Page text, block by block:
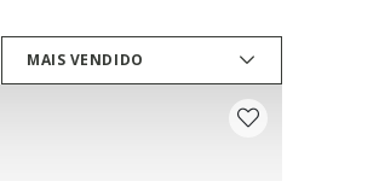
MAIS VENDIDO